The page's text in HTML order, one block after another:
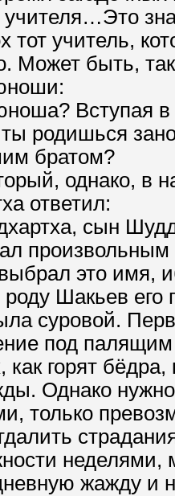
учителя…Это
тот учитель,
Может быть,
Вступая
родишься
братом?
однако, в
ответил:
сын
это имя,
Шакьев его
суровой.
под
как горят
Однако
только
неделями,
жажду и